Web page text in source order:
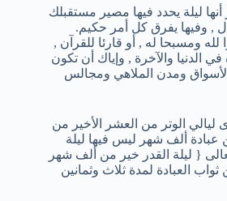
أنها ليلة يحدد فيها مصير مستقبلك
, وفيها يفرق كل أمر حكيم.
ومسبحا له , أو قارئا للقرآن ,
في الدنيا والآخرة , وإياك أن تكون
ومدن الملاهي ومجالس
ليالي الوتر من العشر الأخير من
ألف شهر ليس فيها ليلة
{ ليلة القدر خير من ألف شهر
العبادة لمدة ثلاث وثمانين